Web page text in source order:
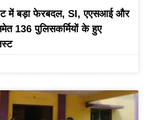
में बड़ा फेरबदल, SI, एएसआई और
136 पुलिसकर्मियों के हुए